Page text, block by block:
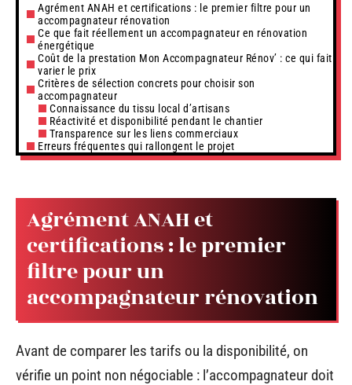
Agrément ANAH et certifications : le premier filtre pour un
accompagnateur rénovation
Ce que fait réellement un accompagnateur en rénovation
énergétique
Coût de la prestation Mon Accompagnateur Rénov’ : ce qui fait
varier le prix
Critères de sélection concrets pour choisir son
accompagnateur
Connaissance du tissu local d’artisans
Réactivité et disponibilité pendant le chantier
Transparence sur les liens commerciaux
Erreurs fréquentes qui rallongent le projet
Agrément ANAH et
certifications : le premier
filtre pour un
accompagnateur rénovation
Avant de comparer les tarifs ou la disponibilité, on
vérifie un point non négociable : l’accompagnateur doit